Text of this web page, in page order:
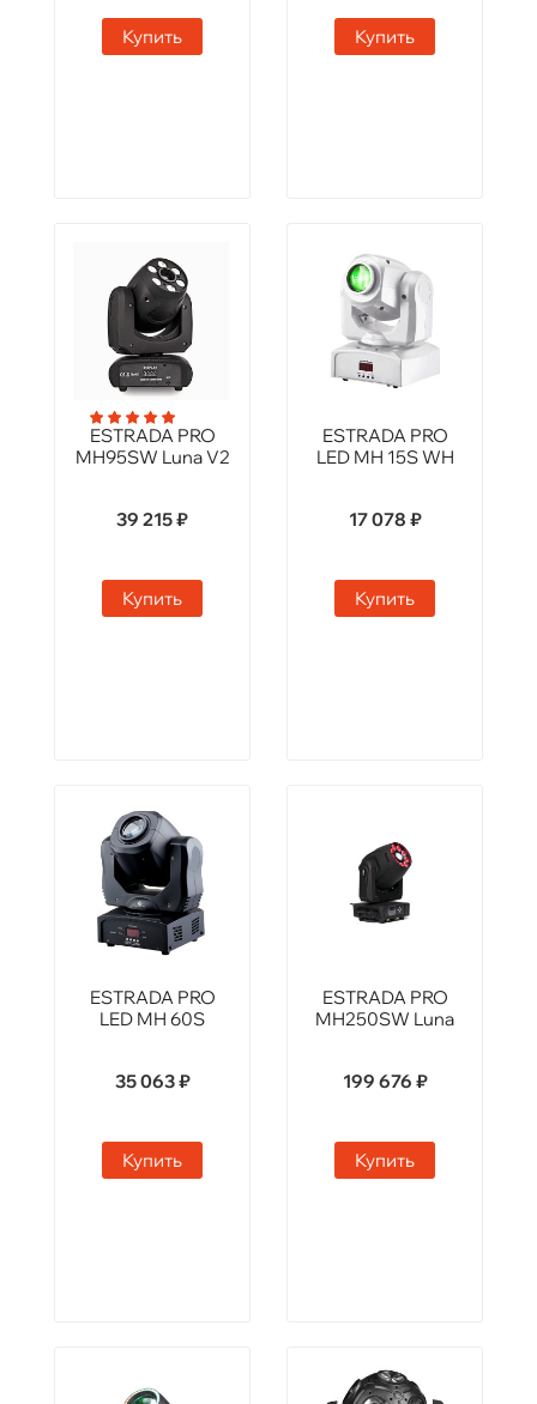
Купить Купить
ESTRADA PRO
MH95SW Luna V2
39 215 ₽
Купить
ESTRADA PRO
LED MH 15S WH
17 078 ₽
Купить
ESTRADA PRO
LED MH 60S
35 063 ₽
Купить
ESTRADA PRO
MH250SW Luna
199 676 ₽
Купить